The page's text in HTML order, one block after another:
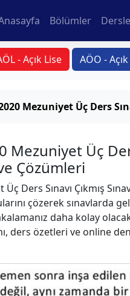
Bölümler
- Açık Lise AÖO -
Mezuniyet Üç Ders
Üç
Çözümleri
Ders Sınavı Çıkmış
çözerek sınavlarda
daha kolay
ders özetleri ve online